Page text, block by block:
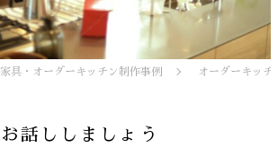
具・オーダーキッチン制作事例 オーダーキッチ
話ししましょう